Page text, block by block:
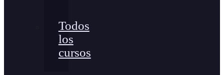
Todos
los
cursos